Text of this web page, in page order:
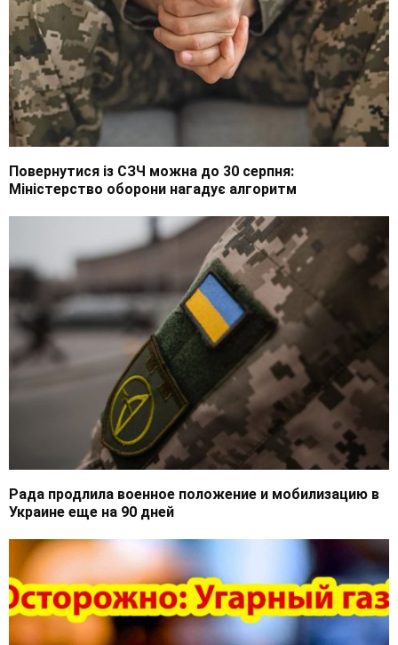
Повернутися із СЗЧ можна до 30 серпня:
Міністерство оборони нагадує алгоритм
Рада продлила военное положение и мобилизацию в
Украине еще на 90 дней